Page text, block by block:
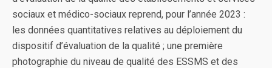
sociaux et médico-sociaux reprend, pour l’année 2023 :
les données quantitatives relatives au déploiement du
dispositif d’évaluation de la qualité ; une première
photographie du niveau de qualité des ESSMS et des